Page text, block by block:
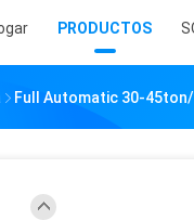
PRODUCTOS
Full Automatic 30-